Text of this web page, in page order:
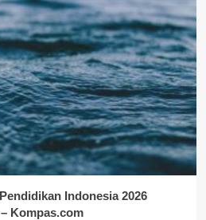
Indonesia 2026
Kompas.com